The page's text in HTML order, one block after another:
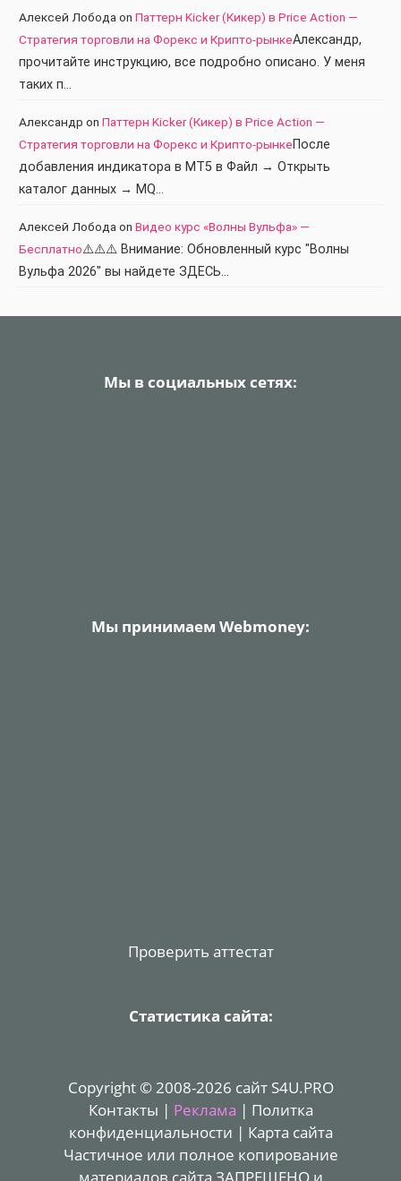
Алексей Лобода on Паттерн Kicker (Кикер) в Price Action —
Стратегия торговли на Форекс и Крипто-рынкеАлександр,
прочитайте инструкцию, все подробно описано. У меня
таких п…
Александр on Паттерн Kicker (Кикер) в Price Action —
Стратегия торговли на Форекс и Крипто-рынкеПосле
добавления индикатора в МТ5 в Файл → Открыть
каталог данных → MQ…
Алексей Лобода on Видео курс «Волны Вульфа» —
Бесплатно⚠️⚠️⚠️ Внимание: Обновленный курс "Волны
Вульфа 2026" вы найдете ЗДЕСЬ…
Мы в социальных сетях:
Мы принимаем Webmoney:
Проверить аттестат
Статистика сайта:
Copyright © 2008-2026 сайт S4U.PRO
Контакты | Реклама | Политка
конфиденциальности | Карта сайта
Частичное или полное копирование